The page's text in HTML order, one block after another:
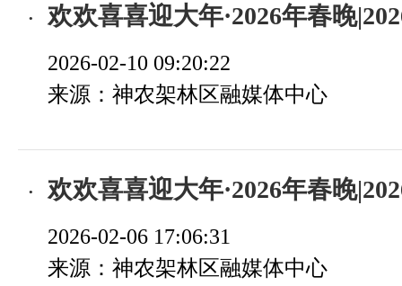
欢欢喜喜迎大年·2026年春晚|2026年神农架春晚排练进
2026-02-10 09:20:22
来源：神农架林区融媒体中心
欢欢喜喜迎大年·2026年春晚|2026年神农架林
2026-02-06 17:06:31
来源：神农架林区融媒体中心